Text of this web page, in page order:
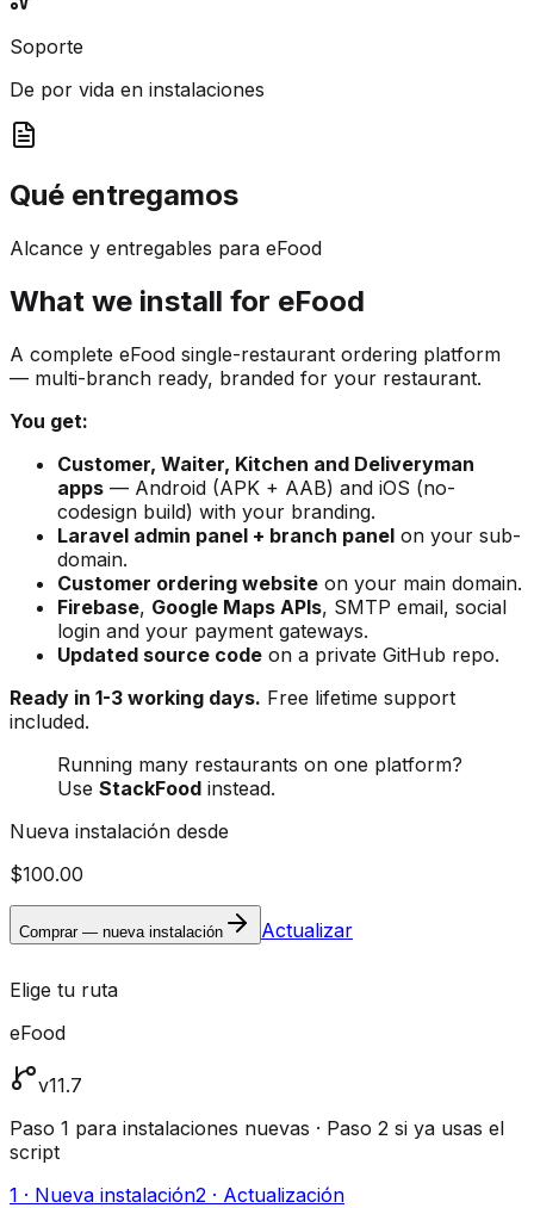
Soporte
De por vida en instalaciones
Qué entregamos
Alcance y entregables para eFood
What we install for eFood
A complete eFood single-restaurant ordering platform
— multi-branch ready, branded for your restaurant.
You get:
Customer, Waiter, Kitchen and Deliveryman
apps — Android (APK + AAB) and iOS (no-
codesign build) with your branding.
Laravel admin panel + branch panel on your sub-
domain.
Customer ordering website on your main domain.
Firebase, Google Maps APIs, SMTP email, social
login and your payment gateways.
Updated source code on a private GitHub repo.
Ready in 1-3 working days. Free lifetime support
included.
Running many restaurants on one platform?
Use StackFood instead.
Nueva instalación desde
$100.00
Comprar — nueva instalación Actualizar
Elige tu ruta
eFood
v11.7
Paso 1 para instalaciones nuevas · Paso 2 si ya usas el
script
1 · Nueva instalación2 · Actualización